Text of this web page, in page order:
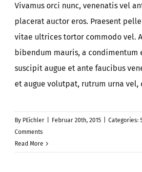
Vivamus orci nunc, venenatis vel
placerat auctor eros. Praesent
vitae ultrices tortor commodo vel.
bibendum mauris, a condimentum
suscipit augue et ante faucibus
et augue volutpat, rutrum urna vel,
By PEichler Februar 20th, 2015 Categories:
Comments
Read More